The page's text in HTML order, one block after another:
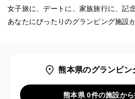
女子旅に、デートに、家族旅行に、記
あなたにぴったりのグランピング施設
熊本県のグランピン
熊本県 0件の施設か